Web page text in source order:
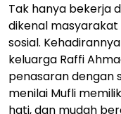
Tak hanya bekerja
dikenal
sosial.
keluarga Raffi
penasaran dengan
menilai Mufli
hati, dan mudah